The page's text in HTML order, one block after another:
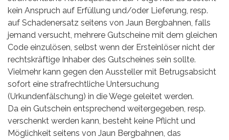
kein Anspruch auf Erfüllung und/oder Lieferung, resp.
auf Schadenersatz seitens von Jaun Bergbahnen, falls
jemand versucht, mehrere Gutscheine mit dem gleichen
Code einzulösen, selbst wenn der Ersteinlöser nicht der
rechtskräftige Inhaber des Gutscheines sein sollte.
Vielmehr kann gegen den Aussteller mit Betrugsabsicht
sofort eine strafrechtliche Untersuchung
(Urkundenfälschung) in die Wege geleitet werden.
Da ein Gutschein entsprechend weitergegeben, resp.
verschenkt werden kann, besteht keine Pflicht und
Möglichkeit seitens von Jaun Bergbahnen, das